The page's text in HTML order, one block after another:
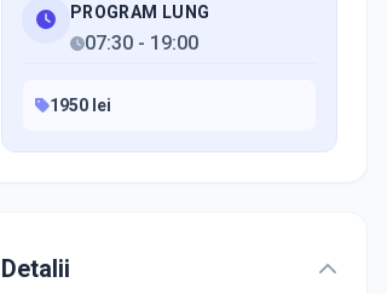
PROGRAM LUNG
07:30 - 19:00
1950 lei
Detalii